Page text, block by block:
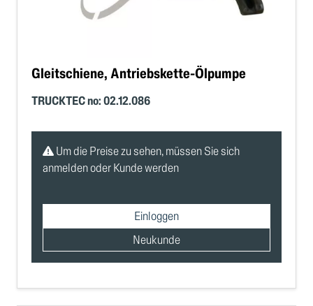
Gleitschiene, Antriebskette-Ölpumpe
TRUCKTEC no: 02.12.086
Um die Preise zu sehen, müssen Sie sich
anmelden oder Kunde werden
Einloggen
Neukunde